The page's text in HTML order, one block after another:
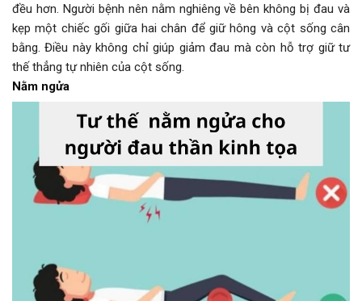
đều hơn. Người bệnh nên nằm nghiêng về bên không bị đau và
kẹp một chiếc gối giữa hai chân để giữ hông và cột sống cân
bằng. Điều này không chỉ giúp giảm đau mà còn hỗ trợ giữ tư
thế thẳng tự nhiên của cột sống.
Nằm ngửa